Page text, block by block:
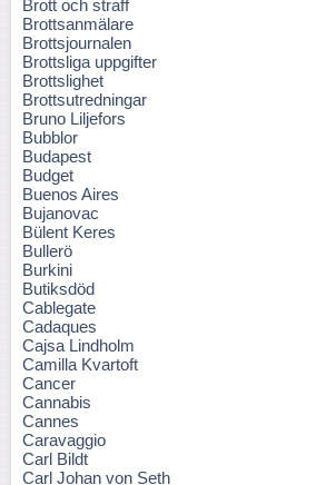
Brott och straff
Brottsanmälare
Brottsjournalen
Brottsliga uppgifter
Brottslighet
Brottsutredningar
Bruno Liljefors
Bubblor
Budapest
Budget
Buenos Aires
Bujanovac
Bülent Keres
Bullerö
Burkini
Butiksdöd
Cablegate
Cadaques
Cajsa Lindholm
Camilla Kvartoft
Cancer
Cannabis
Cannes
Caravaggio
Carl Bildt
Carl Johan von Seth